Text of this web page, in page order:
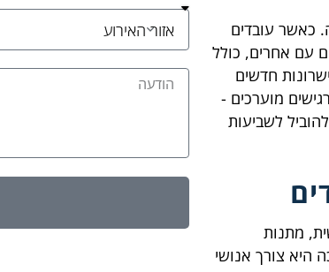
כאשר עובדים
עם אחרים, כולל
חדשים
מוערכים -
לשביעות
מתנות
היא צורך אנושי